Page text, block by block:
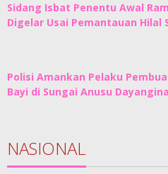
Sidang Isbat Penentu Awal
Digelar Usai Pemantauan Hilal
Polisi Amankan Pelaku
Bayi di Sungai Anusu Dayangina
NASIONAL